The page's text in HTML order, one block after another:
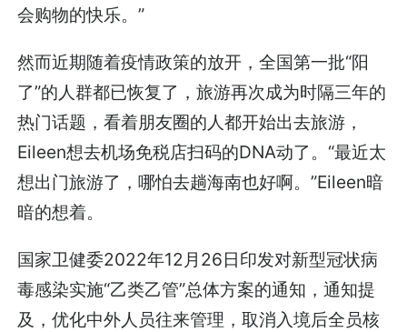
会购物的快乐。”
然而近期随着疫情政策的放开，全国第一批“阳
了”的人群都已恢复了，旅游再次成为时隔三年的
热门话题，看着朋友圈的人都开始出去旅游，
Eileen想去机场免税店扫码的DNA动了。“最近太
想出门旅游了，哪怕去趟海南也好啊。”Eileen暗
暗的想着。
国家卫健委2022年12月26日印发对新型冠状病
毒感染实施“乙类乙管”总体方案的通知，通知提
及，优化中外人员往来管理，取消入境后全员核